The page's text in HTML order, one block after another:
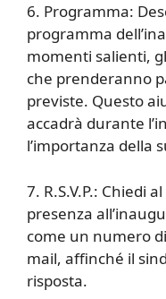
6. Programma:
programma
momenti salienti,
che prenderanno
previste. Questo
accadrà durante
l’importanza della
7. R.S.V.P.: Chiedi
presenza
come un numero
mail, affinché il
risposta.